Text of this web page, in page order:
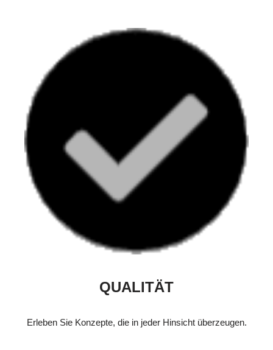
QUALITÄT
Erleben Sie Konzepte, die in jeder Hinsicht überzeugen.